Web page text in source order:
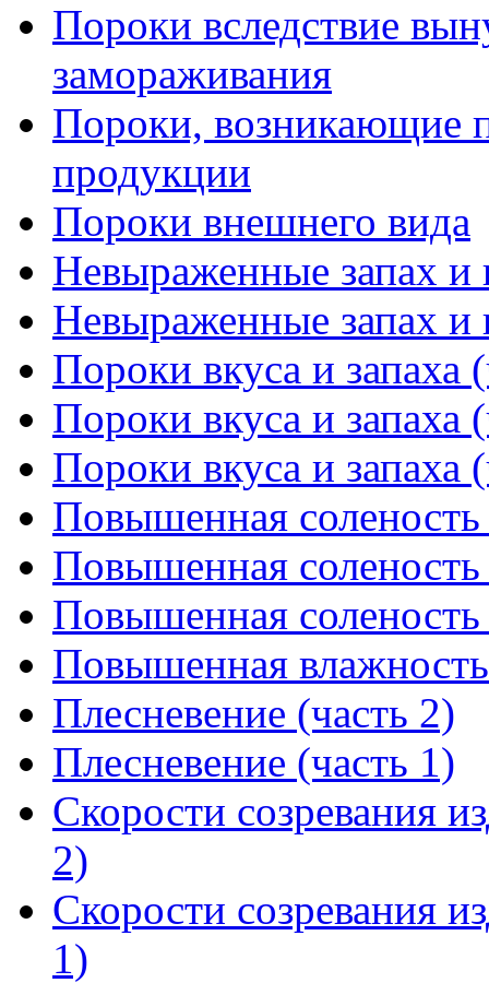
Пороки вследствие
замораживания
Пороки, возникающие
продукции
Пороки внешнего вида
Невыраженные запах и
Невыраженные запах и
Пороки вкуса и запаха
Пороки вкуса и запаха
Пороки вкуса и запаха
Повышенная соленость
Повышенная соленость
Повышенная соленость
Повышенная
Плесневение (часть 2)
Плесневение (часть 1)
Скорости созревания
2)
Скорости созревания
1)